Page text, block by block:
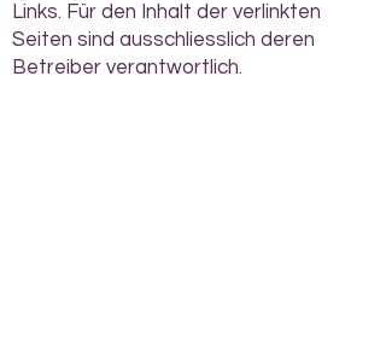
Links. Für den Inhalt der verlinkten
Seiten sind ausschliesslich deren
Betreiber verantwortlich.